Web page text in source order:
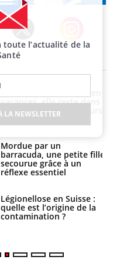
Twitter Instagram
vacances, elle reste dans
le coma pendant 42 jours
Mordue par un
barracuda, une petite fille
secourue grâce à un
réflexe essentiel
Légionellose en Suisse :
quelle est l’origine de la
contamination ?
toute l’actualité de la
LA NEWSLETTER